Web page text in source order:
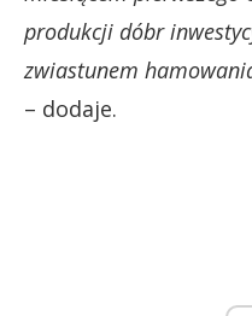
produkcji dóbr
zwiastunem
– dodaje.